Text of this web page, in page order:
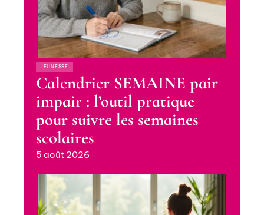
JEUNESSE
Calendrier SEMAINE pair
impair : l’outil pratique
pour suivre les semaines
scolaires
5 août 2026